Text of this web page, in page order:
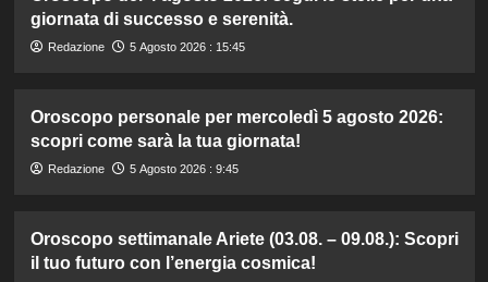
giornata di successo e serenità.
Redazione 5 Agosto 2026 : 15:45
Oroscopo personale per mercoledì 5 agosto 2026:
scopri come sarà la tua giornata!
Redazione 5 Agosto 2026 : 9:45
Oroscopo settimanale Ariete (03.08. – 09.08.): Scopri
il tuo futuro con l’energia cosmica!